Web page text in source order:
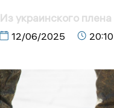
Из украинского
12/06/2025 20:10